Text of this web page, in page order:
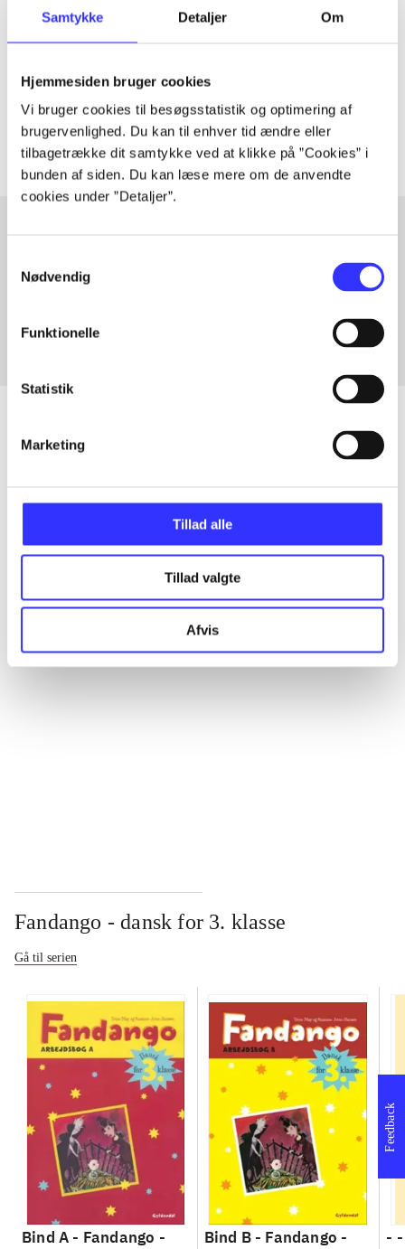
Samtykke Detaljer Om
Hjemmesiden bruger cookies
Vi bruger cookies til besøgsstatistik og optimering af
brugervenlighed. Du kan til enhver tid ændre eller
tilbagetrække dit samtykke ved at klikke på ”Cookies” i
bunden af siden. Du kan læse mere om de anvendte
cookies under ”Detaljer”.
Nødvendig
Funktionelle
Statistik
Marketing
Tillad alle
Tillad valgte
Afvis
Tidsskrift
Artiklerne ihandler ofte om
Artikler med samme emner
Alle registrerede artikler fordelt på udgivelser
...
...
...
Fandango - dansk for 3. klasse
Gå til serien
Bind A - Fandango -
Bind B - Fandango -
-
Feedback